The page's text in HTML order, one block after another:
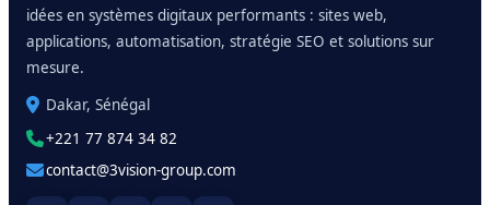
idées en systèmes digitaux performants : sites web,
applications, automatisation, stratégie SEO et solutions sur
mesure.
Dakar, Sénégal
+221 77 874 34 82
contact@3vision-group.com